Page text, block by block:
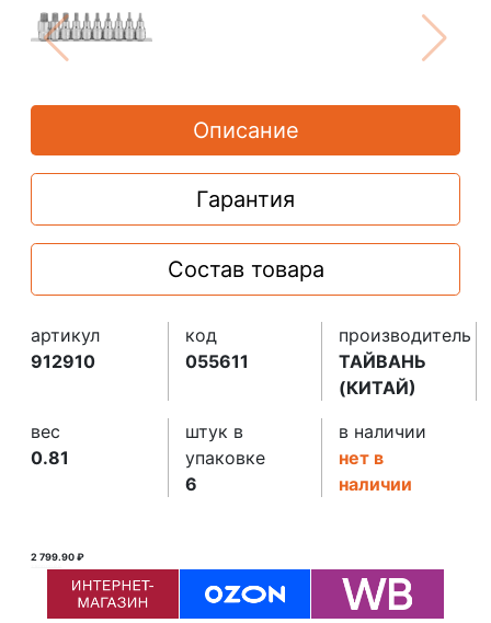
Описание
Гарантия
Состав товара
артикул
912910
код
055611
производитель
ТАЙВАНЬ
(КИТАЙ)
вес
0.81
штук в
упаковке
6
в наличии
нет в
наличии
2 799.90 ₽